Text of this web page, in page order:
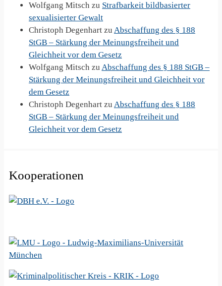
Wolfgang Mitsch zu Strafbarkeit bildbasierter
sexualisierter Gewalt
Christoph Degenhart zu Abschaffung des § 188
StGB – Stärkung der Meinungsfreiheit und
Gleichheit vor dem Gesetz
Wolfgang Mitsch zu Abschaffung des § 188 StGB –
Stärkung der Meinungsfreiheit und Gleichheit vor
dem Gesetz
Christoph Degenhart zu Abschaffung des § 188
StGB – Stärkung der Meinungsfreiheit und
Gleichheit vor dem Gesetz
Kooperationen